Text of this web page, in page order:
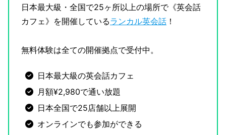
日本最大級・全国で25ヶ所以上の場所で《英会話
カフェ》を開催しているランカル英会話 ！
無料体験は全ての開催拠点で受付中。
日本最大級の英会話カフェ
月額¥2,980で通い放題
日本全国で25店舗以上展開
オンラインでも参加ができる